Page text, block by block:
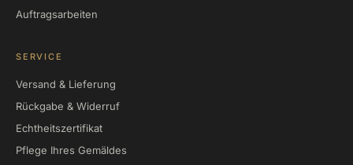
Auftragsarbeiten
SERVICE
Versand & Lieferung
Rückgabe & Widerruf
Echtheitszertifikat
Pflege Ihres Gemäldes